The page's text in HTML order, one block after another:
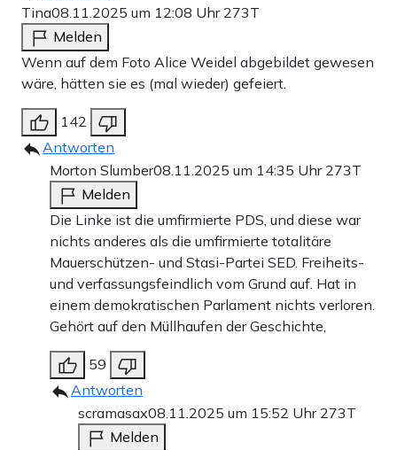
Tina08.11.2025 um 12:08 Uhr 273T
Melden
Wenn auf dem Foto Alice Weidel abgebildet gewesen
wäre, hätten sie es (mal wieder) gefeiert.
142
Antworten
Morton Slumber08.11.2025 um 14:35 Uhr 273T
Melden
Die Linke ist die umfirmierte PDS, und diese war
nichts anderes als die umfirmierte totalitäre
Mauerschützen- und Stasi-Partei SED. Freiheits-
und verfassungsfeindlich vom Grund auf. Hat in
einem demokratischen Parlament nichts verloren.
Gehört auf den Müllhaufen der Geschichte,
59
Antworten
scramasax08.11.2025 um 15:52 Uhr 273T
Melden